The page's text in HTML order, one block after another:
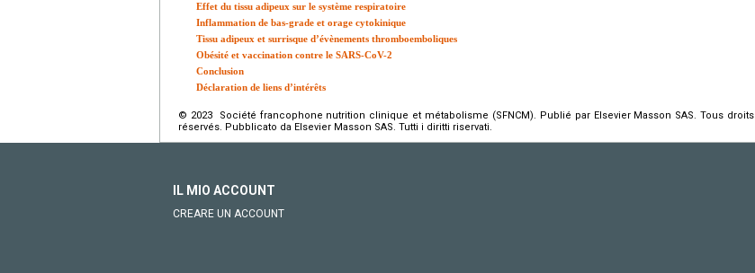
Effet du tissu adipeux sur le système respiratoire
Inflammation de bas-grade et orage cytokinique
Tissu adipeux et surrisque d’évènements thromboemboliques
Obésité et vaccination contre le SARS-CoV-2
Conclusion
Déclaration de liens d’intérêts
© 2023 Société francophone nutrition clinique et métabolisme (SFNCM). Publié par Elsevier Masson SAS. Tous droits
réservés. Pubblicato da Elsevier Masson SAS. Tutti i diritti riservati.
IL MIO ACCOUNT
CREARE UN ACCOUNT